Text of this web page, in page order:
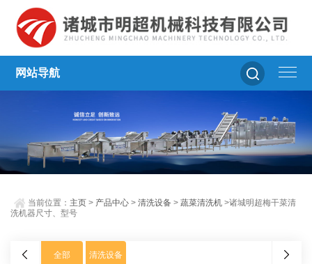
网站导航
当前位置： 主页 > 产品中心 >清洗设备 >蔬菜清洗机 >诸城明超梅干菜清
洗机器尺寸、型号
全部 清洗设备